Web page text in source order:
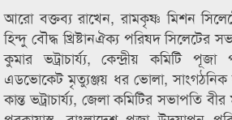
আরো বক্তব্য রাখেন, রামকৃষ্ণ মিশন
হিন্দু বৌদ্ধ খ্রিষ্টানঐক্য পরিষদ সিলেটের
কুমার ভট্রাচার্য্য, কেন্দ্রীয় কমিটি
এডভোকেট মৃত্যুঞ্জয় ধর ভোলা,
কান্ত ভট্রাচার্য্য, জেলা কমিটির সভাপতি